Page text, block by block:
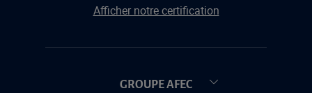
Afficher notre certification
GROUPE AFEC